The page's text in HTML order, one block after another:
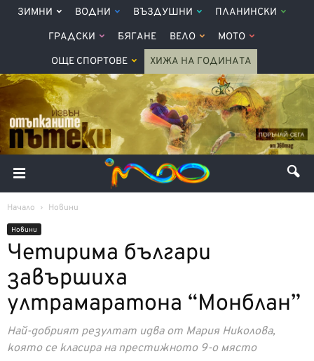
ЗИМНИ ВОДНИ ВЪЗДУШНИ ПЛАНИНСКИ
ГРАДСКИ БЯГАНЕ ВЕЛО МОТО
ОЩЕ СПОРТОВЕ ХИЖА НА ГОДИНАТА
Начало Новини
Новини
Четирима българи
завършиха
ултрамаратона “Монблан”
Най-добрият резултат идва от Мария Николова,
която се класира на престижното 9-о място